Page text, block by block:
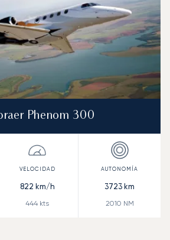
Phenom 300
822 km/h
444 kts
3723 km
2010 NM